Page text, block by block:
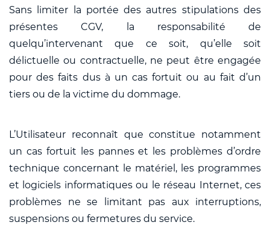
Sans limiter la portée des autres stipulations des
présentes CGV, la responsabilité de
quelqu’intervenant que ce soit, qu’elle soit
délictuelle ou contractuelle, ne peut être engagée
pour des faits dus à un cas fortuit ou au fait d’un
tiers ou de la victime du dommage.
L’Utilisateur reconnaît que constitue notamment
un cas fortuit les pannes et les problèmes d’ordre
technique concernant le matériel, les programmes
et logiciels informatiques ou le réseau Internet, ces
problèmes ne se limitant pas aux interruptions,
suspensions ou fermetures du service.